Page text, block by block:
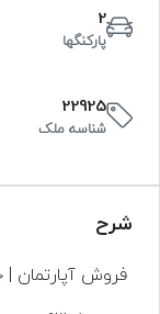
2
پارکنگها
22925
شناسه ملک
شرح
فروش آپارتمان |